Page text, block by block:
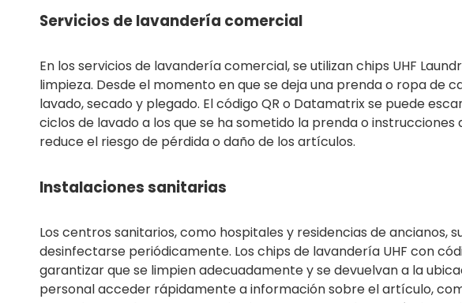
Servicios de lavandería comercial
En los servicios de lavandería comercial, se utilizan chips UHF
limpieza. Desde el momento en que se deja una prenda o ropa de
lavado, secado y plegado. El código QR o Datamatrix se puede
ciclos de lavado a los que se ha sometido la prenda o
reduce el riesgo de pérdida o daño de los artículos.
Instalaciones sanitarias
Los centros sanitarios, como hospitales y residencias de
desinfectarse periódicamente. Los chips de lavandería UHF con
garantizar que se limpien adecuadamente y se devuelvan a la
personal acceder rápidamente a información sobre el artículo,